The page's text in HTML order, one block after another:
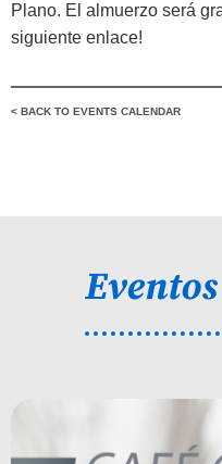
Plano. El almuerzo será
siguiente enlace!
< BACK TO EVENTS CALENDAR